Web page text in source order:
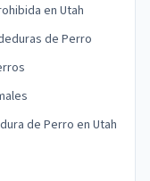
en Utah
de Perro
de Perro en Utah